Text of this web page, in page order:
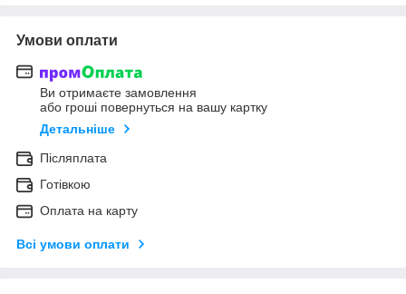
Умови оплати
Ви отримаєте замовлення
або гроші повернуться на вашу картку
Детальніше
Післяплата
Готівкою
Оплата на карту
Всі умови оплати